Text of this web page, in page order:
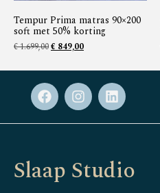
Tempur Prima matras 90×200
soft met 50% korting
€1.699,00€ 849,00
Slaap Studio